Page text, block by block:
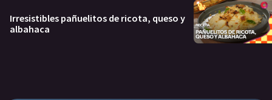
Irresistibles pañuelitos de ricota, queso y
albahaca